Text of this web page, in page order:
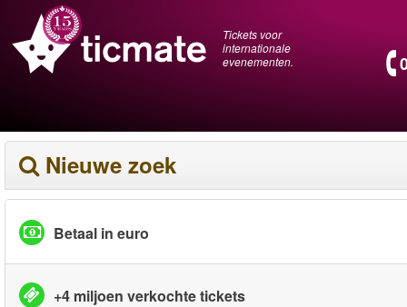
Tickets voor
internationale
evenementen.
Nieuwe zoek
Betaal in euro
+4 miljoen verkochte tickets